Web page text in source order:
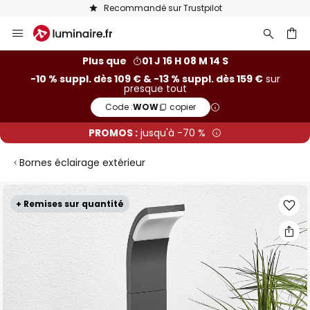
Recommandé sur Trustpilot
Allez
au
Plus que
01 J 16 H 08 M 14 S
-10 % suppl. dès 109 € & -13 % suppl. dès 159 €sur
presque tout
Code :WOW copier
PROMOS : jusqu'à -70 %
Bornes éclairage extérieur
+ Remises sur quantité
Skip
to
the
end
of
the
images